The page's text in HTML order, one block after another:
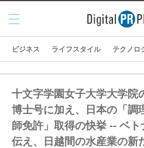
メニ
ュー
ビジネス ライフスタイル テクノロ
十文字学園女子大学大学院
博士号に加え、日本の「調
師免許」取得の快挙 -- ベ
伝え、日越間の水産業の新